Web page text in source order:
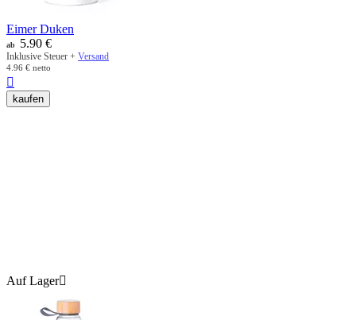
Eimer Duken
ab 5.90 €
Inklusive Steuer + Versand
4.96 € netto

kaufen
Auf Lager